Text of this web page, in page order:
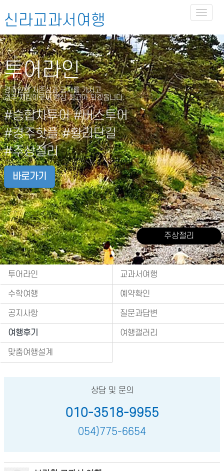
Toggle
신라교과서여행
투어라인
경주인의 자존심과 긍지를 가지고
경주 지킴이로써 항상 최고가 되겠읍니다.
#승합차투어 #버스투어
#경주핫플 #황리단길
#주상절리
바로가기
주상절리
출처 : 경주시 관광자원 영상이미지
투어라인 교과서여행
수학여행 예약확인
공지사항 질문과답변
여행후기 여행갤러리
맞춤여행설계
상담 및 문의
010-3518-9955
054)775-6654